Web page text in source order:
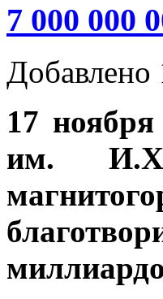
7 000 000
Добавлено
17
им.